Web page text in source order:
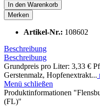
In den Warenkorb
Merken
Artikel-Nr.: 108602
Beschreibung
Beschreibung
Grundpreis pro Liter: 3,33 €
Gerstenmalz, Hopfenextrakt...
Menü schließen
Produktinformationen
(FL)"